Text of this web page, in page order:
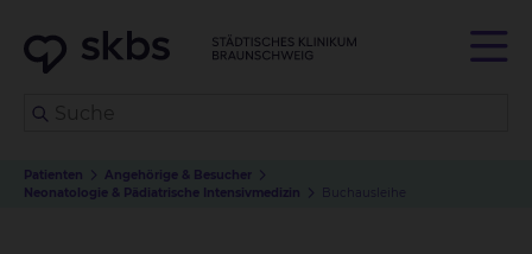
Patienten
Angehörige & Besucher
Neonatologie & Pädiatrische Intensivmedizin
Buchausleihe